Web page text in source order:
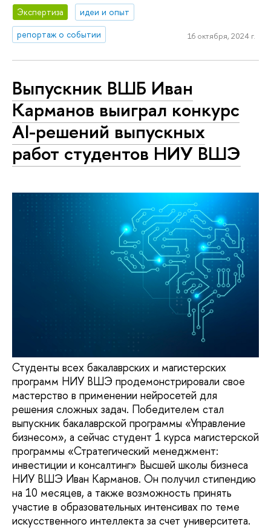
Экспертиза
идеи и опыт
репортаж о событии
16 октября, 2024 г.
Выпускник ВШБ Иван
Карманов выиграл конкурс
AI-решений выпускных
работ студентов НИУ ВШЭ
Студенты всех бакалаврских и магистерских
программ НИУ ВШЭ продемонстрировали свое
мастерство в применении нейросетей для
решения сложных задач. Победителем стал
выпускник бакалаврской программы «Управление
бизнесом»‎, а сейчас студент 1 курса магистерской
программы «Стратегический менеджмент:
инвестиции и консалтинг» Высшей школы бизнеса
НИУ ВШЭ Иван Карманов. Он получил стипендию
на 10 месяцев, а также возможность принять
участие в образовательных интенсивах по теме
искусственного интеллекта за счет университета.